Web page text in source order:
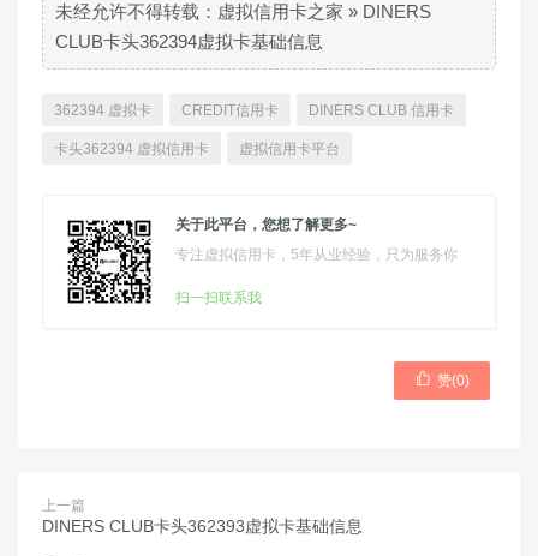
未经允许不得转载： 虚拟信用卡之家 » DINERS
CLUB卡头362394虚拟卡基础信息
362394 虚拟卡 CREDIT信用卡 DINERS CLUB 信用卡
卡头362394 虚拟信用卡 虚拟信用卡平台
关于此平台，您想了解更多~
专注虚拟信用卡，5年从业经验，只为服务你
扫一扫联系我
 赞(0)
上一篇
DINERS CLUB卡头362393虚拟卡基础信息